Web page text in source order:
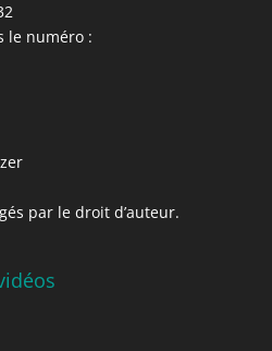
le numéro :
par le droit d’auteur.